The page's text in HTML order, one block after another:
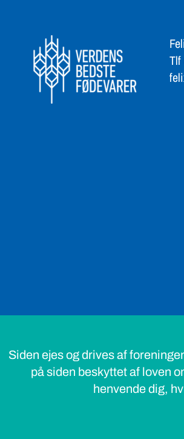
Tlf
Siden ejes og drives af
på siden beskyttet af loven
henvende dig,